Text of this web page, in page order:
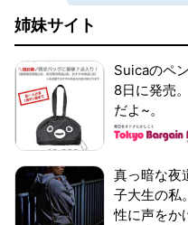
姉妹サイト
Suicaのペ
8日に発売
だよ~。
真っ暗な夜
子大生の私
性に声をか